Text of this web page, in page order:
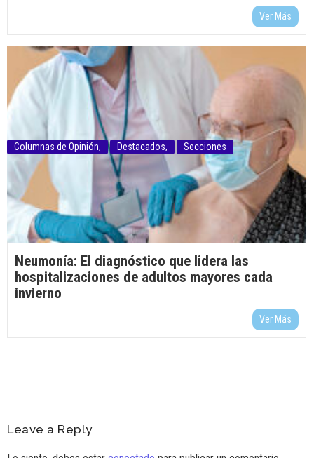
Ver Más
Columnas de Opinión, Destacados, Secciones
Neumonía: El diagnóstico que lidera las
hospitalizaciones de adultos mayores cada
invierno
Ver Más
Leave a Reply